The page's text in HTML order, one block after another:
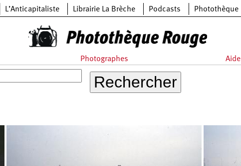
L’Anticapitaliste Librairie La Brèche Podcasts Photothèque
Photographes Aide